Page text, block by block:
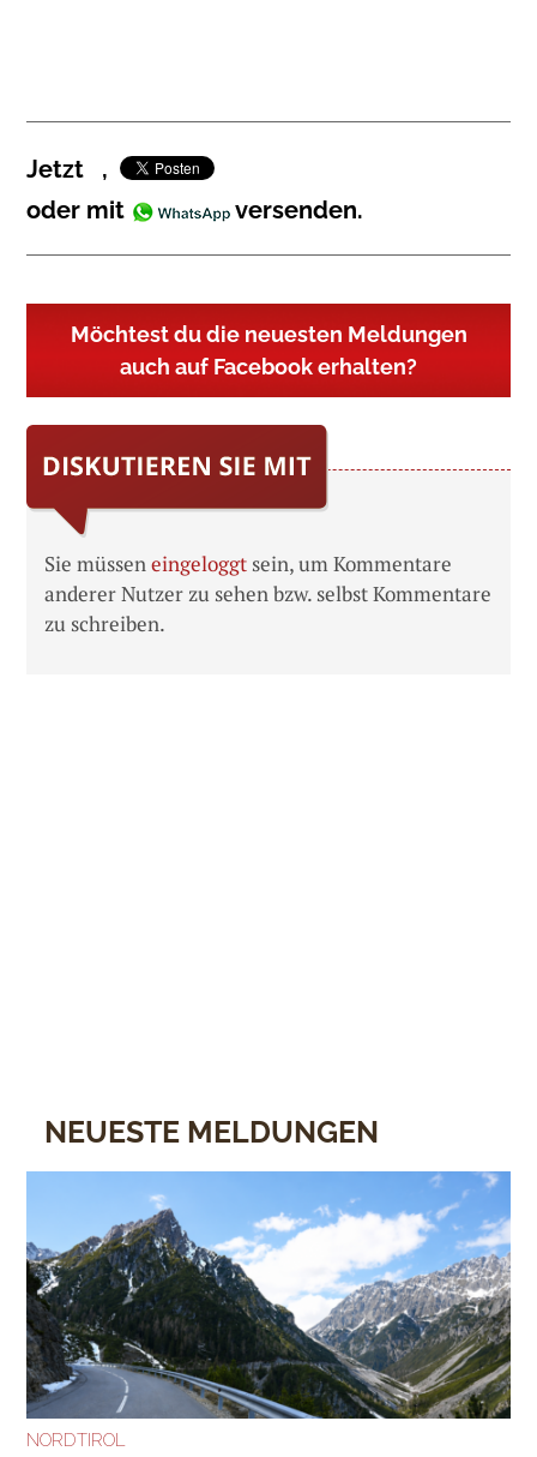
Jetzt
,
oder mit
versenden.
Möchtest du die neuesten Meldungen
auch auf Facebook erhalten?
Sie müsseneingeloggt sein, um Kommentare
anderer Nutzer zu sehen bzw. selbst Kommentare
zu schreiben.
NEUESTE MELDUNGEN
NORDTIROL